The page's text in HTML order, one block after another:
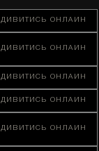
ДИВИТИСЬ ОНЛАЙН
ДИВИТИСЬ ОНЛАЙН
ДИВИТИСЬ ОНЛАЙН
ДИВИТИСЬ ОНЛАЙН
ДИВИТИСЬ ОНЛАЙН